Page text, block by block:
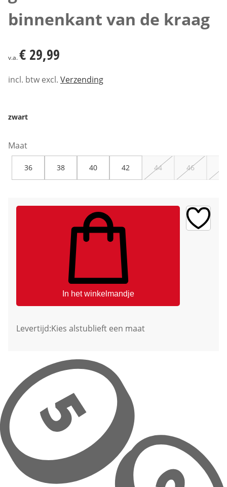
binnenkant van de kraag
€ 29,99
v.a.€ 29,99
incl. btw excl. Verzending
zwart
Maat
36 38 40 42 44 46
In het winkelmandje
Levertijd:Kies alstublieft een maat